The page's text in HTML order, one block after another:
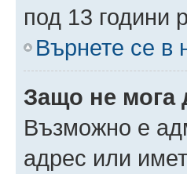
под 13 години
Върнете се в
Защо не мога
Възможно е
адрес или